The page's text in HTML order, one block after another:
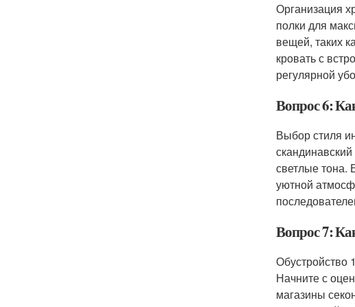
Организация
полки для
вещей, таких
кровать с
регулярной
Вопрос 6:
Выбор стиля
светлые тона.
уютной
Вопрос 7:
Обустройство
Начните с
магазины